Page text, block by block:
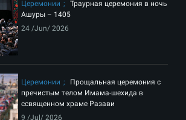
Церемонии
Траурная церемония в ночь
Ашуры – 1405
24 /Jun/ 2026
Церемонии
Прощальная церемония с
пречистым телом Имама-шехида в
ссвященном храме Разави
9 /Jul/ 2026